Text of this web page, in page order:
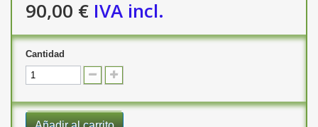
90,00 € IVA incl.
Cantidad